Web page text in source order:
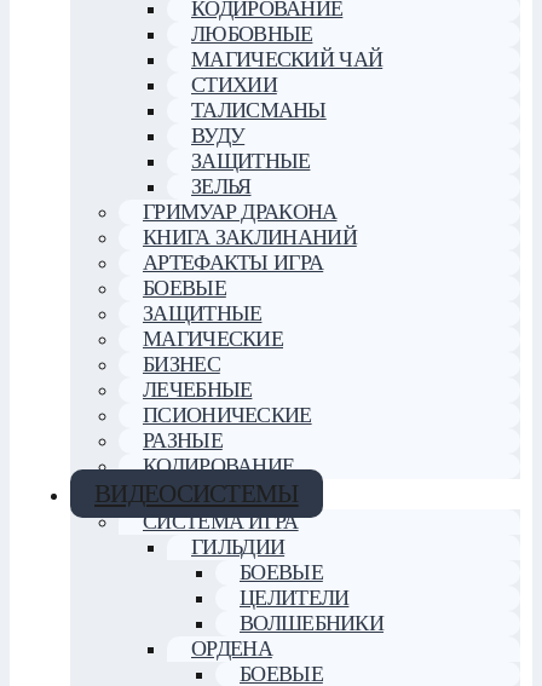
КОДИРОВАНИЕ
ЛЮБОВНЫЕ
МАГИЧЕСКИЙ ЧАЙ
СТИХИИ
ТАЛИСМАНЫ
ВУДУ
ЗАЩИТНЫЕ
ЗЕЛЬЯ
ГРИМУАР ДРАКОНА
КНИГА ЗАКЛИНАНИЙ
АРТЕФАКТЫ ИГРА
БОЕВЫЕ
ЗАЩИТНЫЕ
МАГИЧЕСКИЕ
БИЗНЕС
ЛЕЧЕБНЫЕ
ПСИОНИЧЕСКИЕ
РАЗНЫЕ
КОДИРОВАНИЕ
ВИДЕОСИСТЕМЫ
СИСТЕМА ИГРА
ГИЛЬДИИ
БОЕВЫЕ
ЦЕЛИТЕЛИ
ВОЛШЕБНИКИ
ОРДЕНА
БОЕВЫЕ